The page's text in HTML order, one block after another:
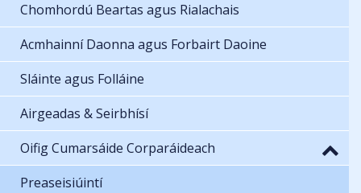
Chomhordú Beartas agus Rialachais
Acmhainní Daonna agus Forbairt Daoine
Sláinte agus Folláine
Airgeadas & Seirbhísí
Oifig Cumarsáide Corparáideach
Preaseisiúintí